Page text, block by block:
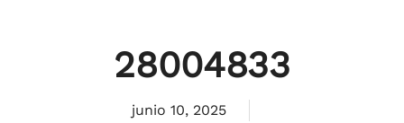
28004833
junio 10, 2025